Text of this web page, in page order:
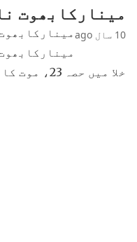
مینارکابھوت
10 سال ago
خلا میں حصہ 23، موت کا تعاقب کی واپسی سیریز…